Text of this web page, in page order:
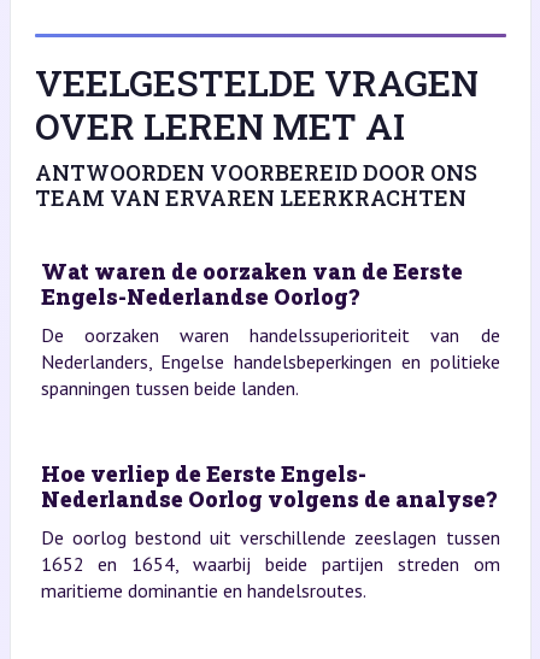
VEELGESTELDE VRAGEN
OVER LEREN MET AI
ANTWOORDEN VOORBEREID DOOR ONS
TEAM VAN ERVAREN LEERKRACHTEN
Wat waren de oorzaken van de Eerste
Engels-Nederlandse Oorlog?
De oorzaken waren handelssuperioriteit van de
Nederlanders, Engelse handelsbeperkingen en politieke
spanningen tussen beide landen.
Hoe verliep de Eerste Engels-
Nederlandse Oorlog volgens de analyse?
De oorlog bestond uit verschillende zeeslagen tussen
1652 en 1654, waarbij beide partijen streden om
maritieme dominantie en handelsroutes.